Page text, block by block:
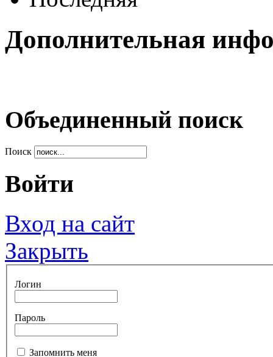
Дополнительная
Объединенный поиск
Поиск
Войти
Вход на сайт
Закрыть
Логин
Пароль
Запомнить меня